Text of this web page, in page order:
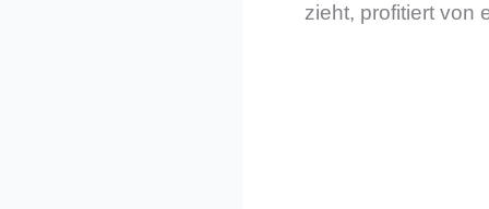
zieht, profitiert von